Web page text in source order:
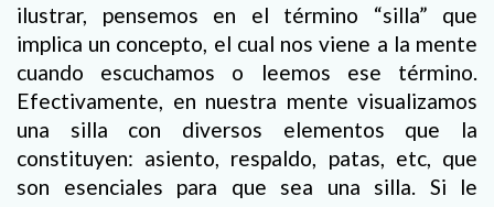
ilustrar, pensemos en el término “silla” que
implica un concepto, el cual nos viene a la mente
cuando escuchamos o leemos ese término.
Efectivamente, en nuestra mente visualizamos
una silla con diversos elementos que la
constituyen: asiento, respaldo, patas, etc, que
son esenciales para que sea una silla. Si le